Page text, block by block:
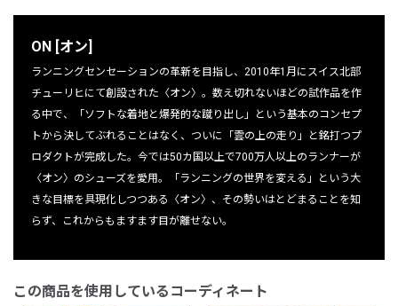
ON [オン]
ランニングセンセーションの革新を目指し、2010年1月にスイス北部
チューリヒにて創設された〈オン〉。数え切れないほどの試作品を作
る中で、「ソフトな着地と爆発的な蹴り出し」という基本のコンセプ
トから決してぶれることはなく、ついに「雲の上の走り」と銘打つプ
ロダクトが完成した。今では50カ国以上で700万人以上のランナーが
〈オン〉のシューズを愛用。「ランニングの世界を変える」という大
きな目標を具現化しつつある〈オン〉、その勢いはとどまることを知
らず、これからもますます目が離せない。
この商品を使用しているコーディネート